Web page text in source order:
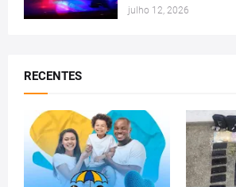
julho 12, 2026
RECENTES